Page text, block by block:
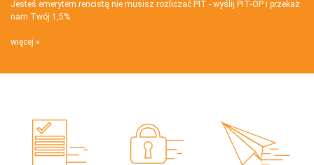
Jesteś emerytem rencistą nie musisz rozliczać PIT - wyślij PIT‑OP i przekaż
nam Twój 1,5%
więcej